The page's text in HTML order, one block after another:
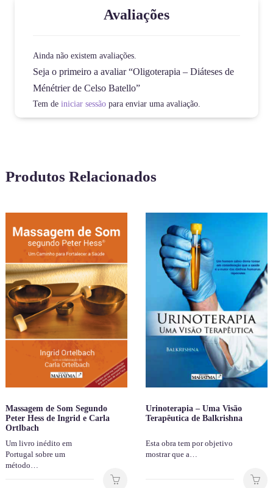
Avaliações
Ainda não existem avaliações.
Seja o primeiro a avaliar “Oligoterapia – Diáteses de
Ménétrier de Celso Batello”
Tem de iniciar sessãopara enviar uma avaliação.
Produtos Relacionados
Massagem de Som Segundo
Peter Hess de Ingrid e Carla
Ortlbach
Um livro inédito em
Portugal sobre um
método…
Urinoterapia – Uma Visão
Terapêutica de Balkrishna
Esta obra tem por objetivo
mostrar que a…